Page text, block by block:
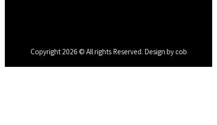
Copyright 2026 © All rights Reserved. Design by cob